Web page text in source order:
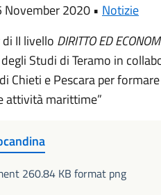
2020 • Notizie
II livello DIRITTO ED
Studi di Teramo in
Chieti e Pescara per
attività marittime”
260.84 KB format png